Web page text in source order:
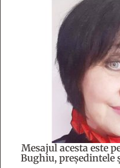
Mesajul acesta este
Bughiu, preşedintele